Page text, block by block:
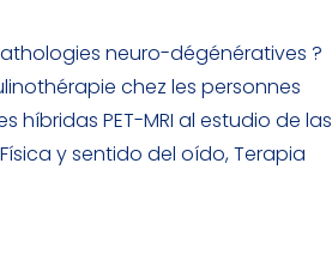
neuro-dégénératives ?
chez les personnes
PET-MRI al estudio de las
y sentido del oído, Terapia